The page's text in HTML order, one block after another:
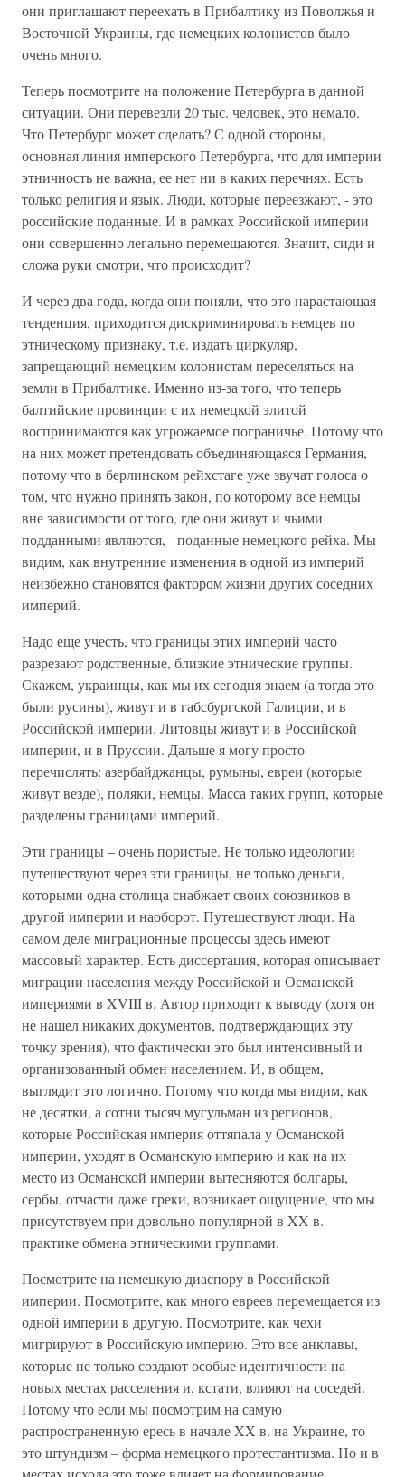
они приглашают переехать в Прибалтику из Поволжья и
Восточной Украины, где немецких колонистов было
очень много.
Теперь посмотрите на положение Петербурга в данной
ситуации. Они перевезли 20 тыс. человек, это немало.
Что Петербург может сделать? С одной стороны,
основная линия имперского Петербурга, что для империи
этничность не важна, ее нет ни в каких перечнях. Есть
только религия и язык. Люди, которые переезжают, - это
российские поданные. И в рамках Российской империи
они совершенно легально перемещаются. Значит, сиди и
сложа руки смотри, что происходит?
И через два года, когда они поняли, что это нарастающая
тенденция, приходится дискриминировать немцев по
этническому признаку, т.е. издать циркуляр,
запрещающий немецким колонистам переселяться на
земли в Прибалтике. Именно из-за того, что теперь
балтийские провинции с их немецкой элитой
воспринимаются как угрожаемое пограничье. Потому что
на них может претендовать объединяющаяся Германия,
потому что в берлинском рейхстаге уже звучат голоса о
том, что нужно принять закон, по которому все немцы
вне зависимости от того, где они живут и чьими
подданными являются, - поданные немецкого рейха. Мы
видим, как внутренние изменения в одной из империй
неизбежно становятся фактором жизни других соседних
империй.
Надо еще учесть, что границы этих империй часто
разрезают родственные, близкие этнические группы.
Скажем, украинцы, как мы их сегодня знаем (а тогда это
были русины), живут и в габсбургской Галиции, и в
Российской империи. Литовцы живут и в Российской
империи, и в Пруссии. Дальше я могу просто
перечислять: азербайджанцы, румыны, евреи (которые
живут везде), поляки, немцы. Масса таких групп, которые
разделены границами империй.
Эти границы – очень пористые. Не только идеологии
путешествуют через эти границы, не только деньги,
которыми одна столица снабжает своих союзников в
другой империи и наоборот. Путешествуют люди. На
самом деле миграционные процессы здесь имеют
массовый характер. Есть диссертация, которая описывает
миграции населения между Российской и Османской
империями в XVIII в. Автор приходит к выводу (хотя он
не нашел никаких документов, подтверждающих эту
точку зрения), что фактически это был интенсивный и
организованный обмен населением. И, в общем,
выглядит это логично. Потому что когда мы видим, как
не десятки, а сотни тысяч мусульман из регионов,
которые Российская империя оттяпала у Османской
империи, уходят в Османскую империю и как на их
место из Османской империи вытесняются болгары,
сербы, отчасти даже греки, возникает ощущение, что мы
присутствуем при довольно популярной в XX в.
практике обмена этническими группами.
Посмотрите на немецкую диаспору в Российской
империи. Посмотрите, как много евреев перемещается из
одной империи в другую. Посмотрите, как чехи
мигрируют в Российскую империю. Это все анклавы,
которые не только создают особые идентичности на
новых местах расселения и, кстати, влияют на соседей.
Потому что если мы посмотрим на самую
распространенную ересь в начале XX в. на Украине, то
это штундизм – форма немецкого протестантизма. Но и в